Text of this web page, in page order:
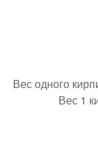
Вес одного
Вес 1